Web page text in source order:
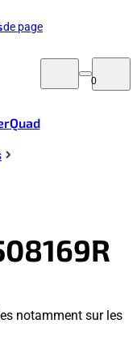
de page
0
Quad
notamment sur les